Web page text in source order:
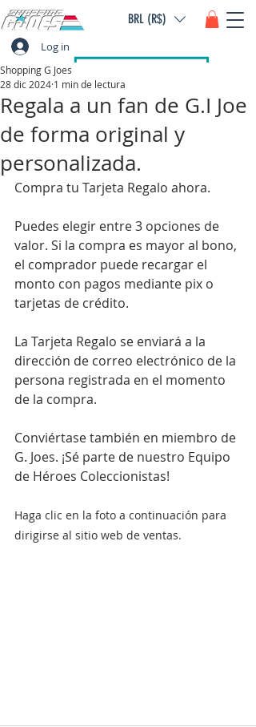
Log in
BRL (R$)
Regala a un fan de G.I Joe
de forma original y
personalizada.
Shopping G Joes
28 dic 2024 1 min de lectura
Compra tu Tarjeta Regalo ahora.
Puedes elegir entre 3 opciones de
valor. Si la compra es mayor al bono,
el comprador puede recargar el
monto con pagos mediante pix o
tarjetas de crédito.
La Tarjeta Regalo se enviará a la
dirección de correo electrónico de la
persona registrada en el momento
de la compra.
Conviértase también en miembro de
G. Joes. ¡Sé parte de nuestro Equipo
de Héroes Coleccionistas!
Haga clic en la foto a continuación para
dirigirse al sitio web de ventas.